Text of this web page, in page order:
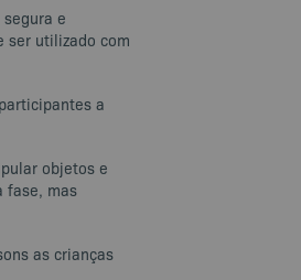
e
ser utilizado com
a
objetos e
fase, mas
as crianças